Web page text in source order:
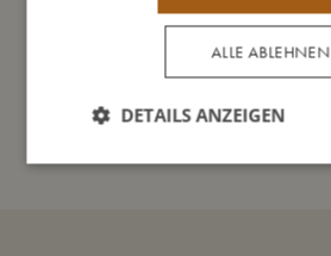
So kannst Du mich pflegen
Meine Daten
ALLE ABLEHNEN
DETAILS ANZEIGEN